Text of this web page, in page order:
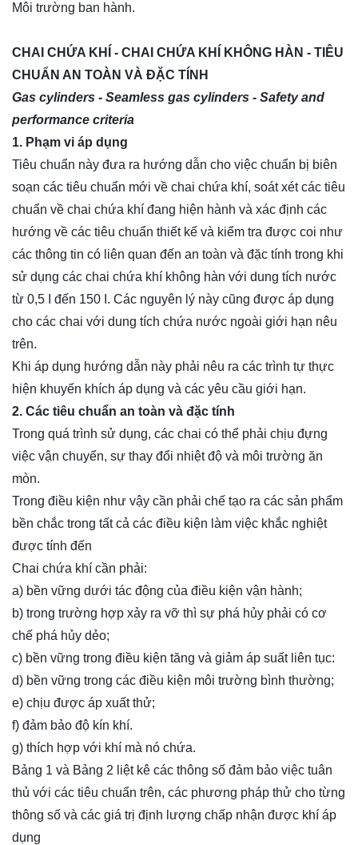
Môi trường ban hành.
CHAI CHỨA KHÍ - CHAI CHỨA KHÍ KHÔNG HÀN - TIÊU
CHUẨN AN TOÀN VÀ ĐẶC TÍNH
Gas cylinders - Seamless gas cylinders - Safety and
performance criteria
1. Phạm vi áp dụng
Tiêu chuẩn này đưa ra hướng dẫn cho việc chuẩn bị biên
soạn các tiêu chuẩn mới về chai chứa khí, soát xét các tiêu
chuẩn về chai chứa khí đang hiện hành và xác định các
hướng về các tiêu chuẩn thiết kế và kiểm tra được coi như
các thông tin có liên quan đến an toàn và đặc tính trong khi
sử dụng các chai chứa khí không hàn với dung tích nước
từ 0,5 I đến 150 I. Các nguyên lý này cũng được áp dụng
cho các chai với dung tích chứa nước ngoài giới hạn nêu
trên.
Khi áp dụng hướng dẫn này phải nêu ra các trình tự thực
hiện khuyến khích áp dụng và các yêu cầu giới hạn.
2. Các tiêu chuẩn an toàn và đặc tính
Trong quá trình sử dụng, các chai có thể phải chịu đựng
việc vận chuyển, sự thay đổi nhiệt độ và môi trường ăn
mòn.
Trong điều kiện như vậy cần phải chế tạo ra các sản phẩm
bền chắc trong tất cả các điều kiện làm việc khắc nghiệt
được tính đến
Chai chứa khí cần phải:
a) bền vững dưới tác động của điều kiện vận hành;
b) trong trường hợp xảy ra vỡ thì sự phá hủy phải có cơ
chế phá hủy dẻo;
c) bền vững trong điều kiện tăng và giảm áp suất liên tục:
d) bền vững trong các điều kiện môi trường bình thường;
e) chịu được áp xuất thử;
f) đảm bảo độ kín khí.
g) thích hợp với khí mà nó chứa.
Bảng 1 và Bảng 2 liệt kê các thông số đảm bảo việc tuân
thủ với các tiêu chuẩn trên, các phương pháp thử cho từng
thông số và các giá trị định lượng chấp nhận được khí áp
dụng